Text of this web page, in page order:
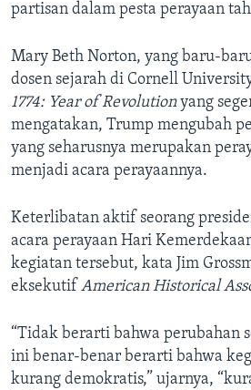
partisan dalam pesta perayaan
Mary Beth Norton, yang baru-
dosen sejarah di Cornell
1774: Year of Revolutionyang
mengatakan, Trump mengubah
yang seharusnya merupakan
menjadi acara perayaannya.
Keterlibatan aktif seorang
acara perayaan Hari
kegiatan tersebut, kata Jim
eksekutif American Historical
“Tidak berarti bahwa perubahan
ini benar-benar berarti bahwa
kurang demokratis,” ujarnya,